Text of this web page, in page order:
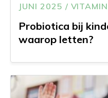
JUNI 2025 /
Probiotica bij
waarop letten?